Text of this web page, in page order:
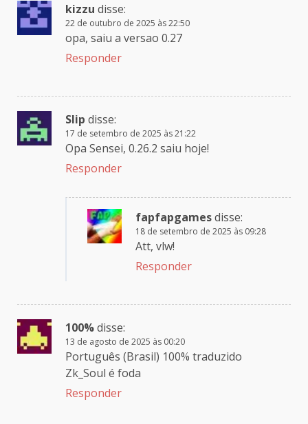
kizzu disse:
22 de outubro de 2025 às 22:50
opa, saiu a versao 0.27
Responder
Slip disse:
17 de setembro de 2025 às 21:22
Opa Sensei, 0.26.2 saiu hoje!
Responder
fapfapgamesdisse:
18 de setembro de 2025 às 09:28
Att, vlw!
Responder
100%disse:
13 de agosto de 2025 às 00:20
Português (Brasil) 100% traduzido
Zk_Soul é foda
Responder